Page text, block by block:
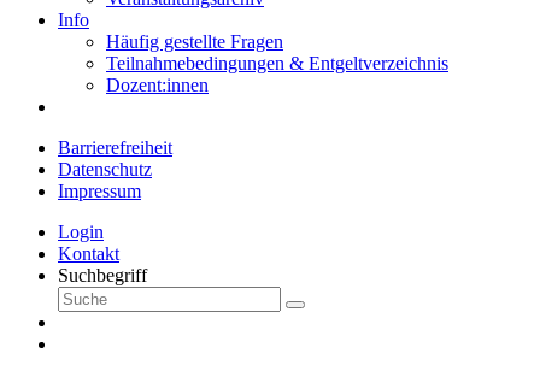
Info
Häufig gestellte Fragen
Teilnahmebedingungen & Entgeltverzeichnis
Dozent:innen
Barrierefreiheit
Datenschutz
Impressum
Login
Kontakt
Suchbegriff